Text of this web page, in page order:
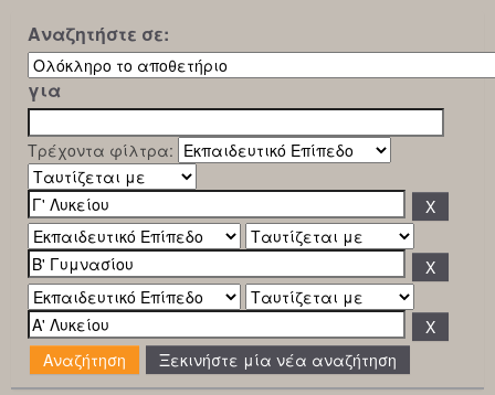
Αναζητήστε σε:
για
Τρέχοντα φίλτρα:
Ξεκινήστε μία νέα αναζήτηση